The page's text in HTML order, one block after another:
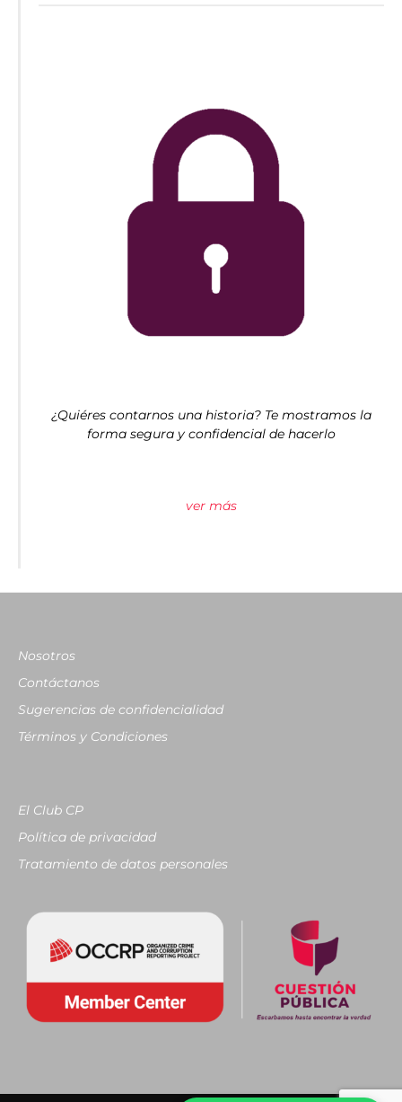
¿Quiéres contarnos una historia? Te mostramos la
forma segura y confidencial de hacerlo
ver más
Nosotros
Contáctanos
Sugerencias de confidencialidad
Términos y Condiciones
El Club CP
Política de privacidad
Tratamiento de datos personales